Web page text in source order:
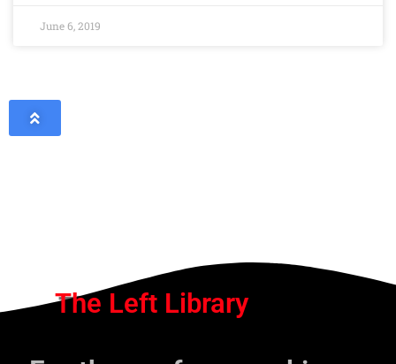
June 6, 2019
The Left Library